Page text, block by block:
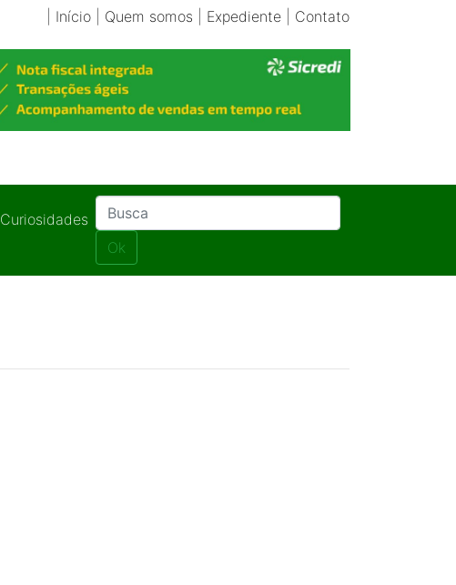
Início| Quem somos Expediente| Contato
Curiosidades
Ok